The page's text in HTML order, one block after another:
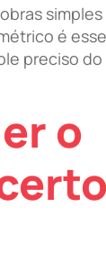
é
preciso
o